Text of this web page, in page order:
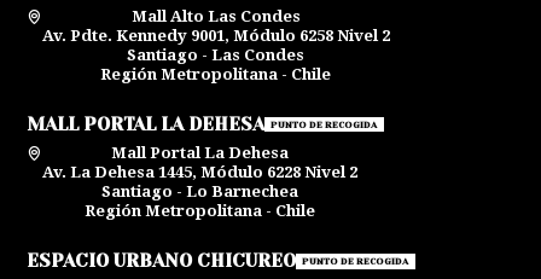
Mall Alto Las Condes
Av. Pdte. Kennedy 9001, Módulo 6258 Nivel 2
Santiago - Las Condes
Región Metropolitana - Chile
MALL PORTAL LA DEHESA PUNTO DE RECOGIDA
Mall Portal La Dehesa
Av. La Dehesa 1445, Módulo 6228 Nivel 2
Santiago - Lo Barnechea
Región Metropolitana - Chile
ESPACIO URBANO CHICUREO PUNTO DE RECOGIDA